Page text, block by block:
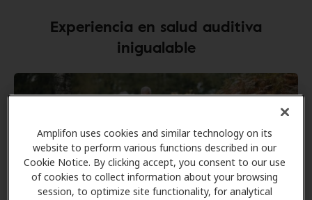
Amplifon uses cookies and similar technology on its
website to perform various functions described in our
Cookie Notice. By clicking accept, you consent to our use
of cookies to collect information about your browsing
session, to optimize site functionality, for analytical
Experiencia en salud auditiva
inigualable